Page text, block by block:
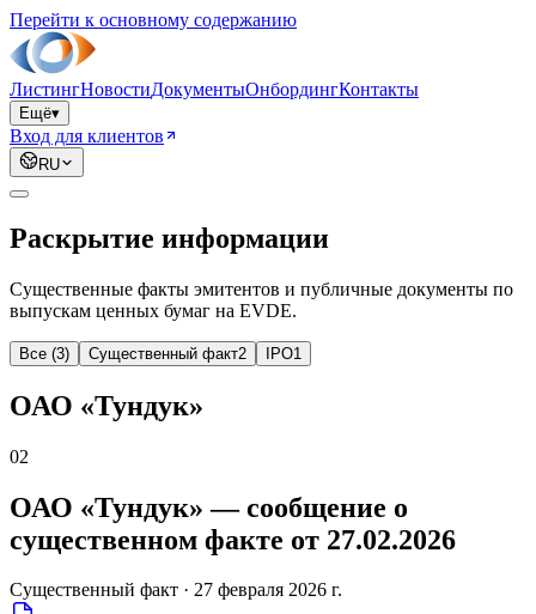
Перейти к основному содержанию
ЛистингНовостиДокументыОнбордингКонтакты
Ещё▾
Вход для клиентов
RU
Раскрытие информации
Существенные факты эмитентов и публичные документы по
выпускам ценных бумаг на EVDE.
Все (3) Существенный факт2 IPO1
ОАО «Тундук»
02
ОАО «Тундук» — сообщение о
существенном факте от 27.02.2026
Существенный факт · 27 февраля 2026 г.